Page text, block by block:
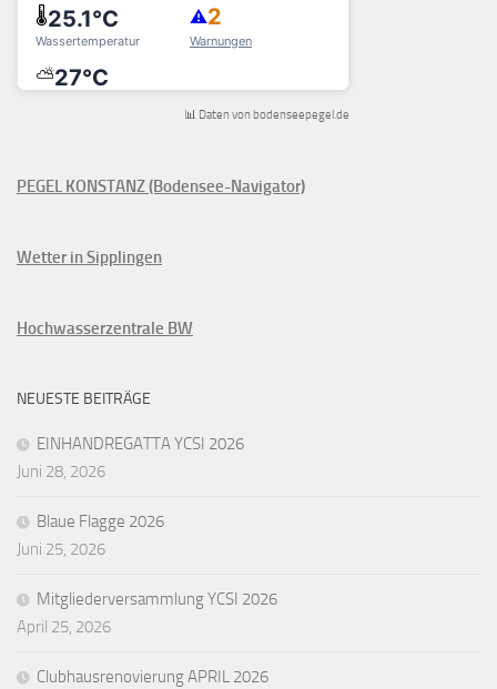
📊 Daten von bodenseepegel.de
PEGEL KONSTANZ (Bodensee-Navigator)
Wetter in Sipplingen
Hochwasserzentrale BW
NEUESTE BEITRÄGE
EINHANDREGATTA YCSI 2026
Juni 28, 2026
Blaue Flagge 2026
Juni 25, 2026
Mitgliederversammlung YCSI 2026
April 25, 2026
Clubhausrenovierung APRIL 2026